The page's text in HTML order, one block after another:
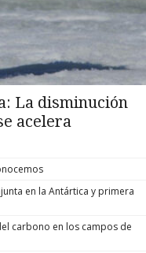
La disminución
acelera
en la Antártica y primera
carbono en los campos de